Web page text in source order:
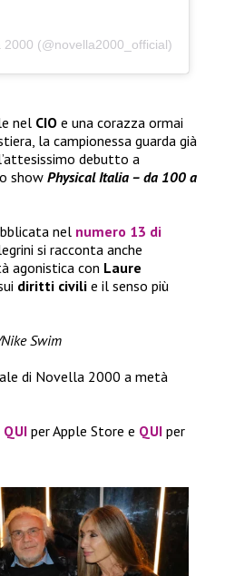
(@novella2000_official)
nel CIO e una corazza ormai
la campionessa guarda già
debutto a
show Physical Italia – da 100 a
nel numero 13 di
si racconta anche
agonistica con Laure
diritti civili e il senso più
Swim
di Novella 2000 a metà
QUI per Apple Store e QUI per